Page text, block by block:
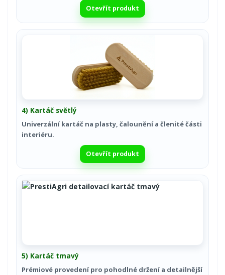
Otevřít produkt
4) Kartáč světlý
Univerzální kartáč na plasty, čalounění a členité části
interiéru.
Otevřít produkt
5) Kartáč tmavý
Prémiové provedení pro pohodlné držení a detailnější